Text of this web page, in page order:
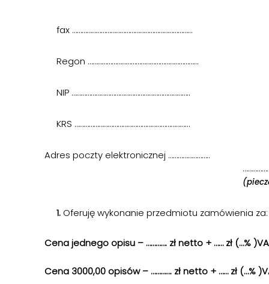
fax …………………………………………………………………
Regon ……………………………………………………………
NIP ………………………………………………………………..
KRS ………………………………………………………………
Adres poczty elektronicznej ……………………..
1. Oferuję wykonanie przedmiotu zamówienia za:
Cena jednego opisu – …………. zł netto + …… zł (…%
Cena 3000,00 opisów – …………. zł netto + …… zł (…%